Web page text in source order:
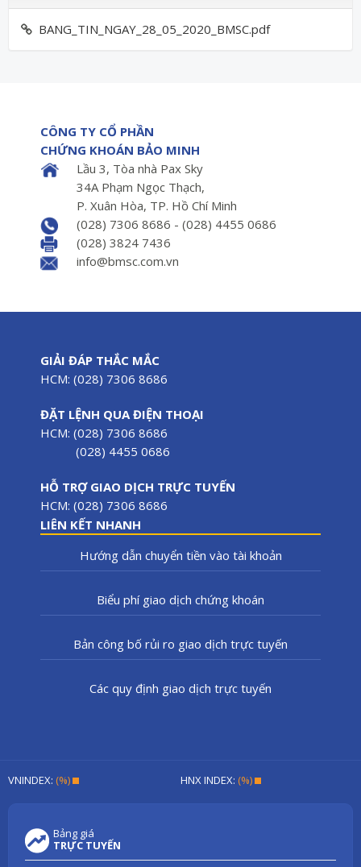
BANG_TIN_NGAY_28_05_2020_BMSC.pdf
CÔNG TY CỔ PHẦN
CHỨNG KHOÁN BẢO MINH
Lầu 3, Tòa nhà Pax Sky
34A Phạm Ngọc Thạch,
P. Xuân Hòa, TP. Hồ Chí Minh
(028) 7306 8686 - (028) 4455 0686
(028) 3824 7436
info@bmsc.com.vn
GIẢI ĐÁP THẮC MẮC
HCM: (028) 7306 8686
ĐẶT LỆNH QUA ĐIỆN THOẠI
HCM: (028) 7306 8686
(028) 4455 0686
HỖ TRỢ GIAO DỊCH TRỰC TUYẾN
HCM: (028) 7306 8686
LIÊN KẾT NHANH
Hướng dẫn chuyển tiền vào tài khoản
Biểu phí giao dịch chứng khoán
Bản công bố rủi ro giao dịch trực tuyến
Các quy định giao dịch trực tuyến
VNINDEX: (%) HNX INDEX: (%)
Bảng giá
TRỰC TUYẾN